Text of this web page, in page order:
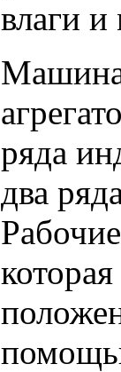
влаги и
Машина
ряда
два